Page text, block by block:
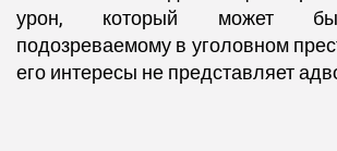
урон, который может
подозреваемому в уголовном
его интересы не представляет